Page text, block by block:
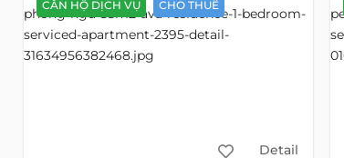
CĂN HỘ DỊCH VỤ CHO THUÊ
Detail